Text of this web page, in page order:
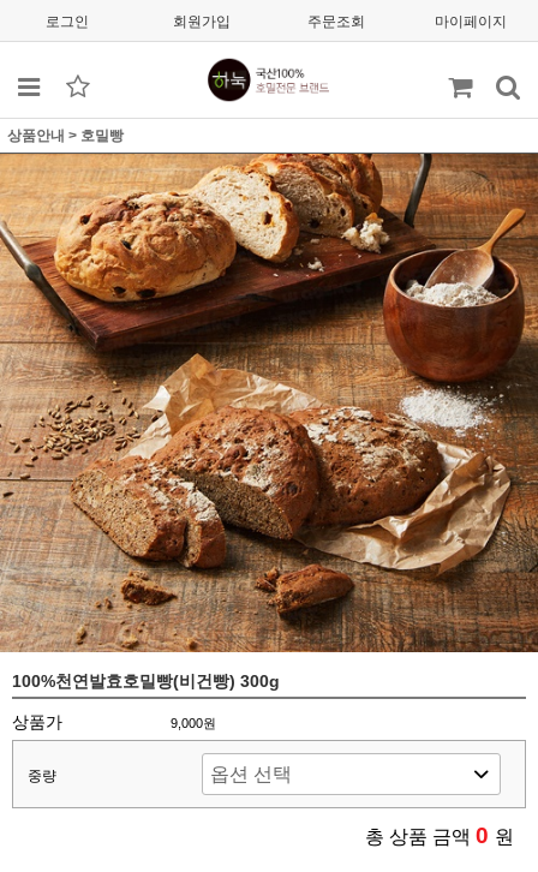
로그인 회원가입 주문조회 마이페이지
상품안내 > 호밀빵
100%천연발효호밀빵(비건빵) 300g
상품가 9,000원
중량
총 상품 금액 0 원